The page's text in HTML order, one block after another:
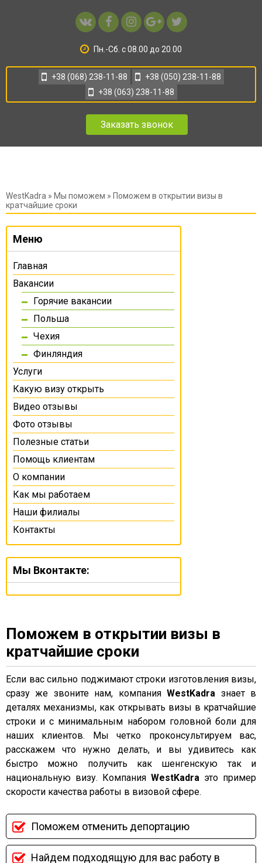
Пн.-Сб. с 08.00 до 20.00
+38 (068) 238-11-88
+38 (050) 238-11-88
+38 (063) 238-11-88
Заказать звонок
WestKadra » Мы поможем » Поможем в открытии визы в
кратчайшие сроки
Меню
Главная
Вакансии
Горячие вакансии
Польша
Чехия
Финляндия
Услуги
Какую визу открыть
Видео отзывы
Фото отзывы
Полезные статьи
Помощь клиентам
О компании
Как мы работаем
Наши филиалы
Контакты
Мы Вконтакте:
Поможем в открытии визы в
кратчайшие сроки
Если вас сильно поджимают строки изготовления визы,
сразу же звоните нам, компанияWestKadra знает в
деталях механизмы, как открывать визы в кратчайшие
строки и с минимальным набором головной боли для
наших клиентов. Мы четко проконсультируем вас,
расскажем что нужно делать, и вы удивитесь как
быстро можно получить как шенгенскую так и
национальную визу. Компания WestKadra это пример
скорости качества работы в визовой сфере.
Поможем отменить депортацию
Найдем подходящую для вас работу в